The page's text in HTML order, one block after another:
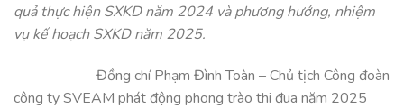
quả thực hiện SXKD năm 2024 và phương hướng, nhiệm
vụ kế hoạch SXKD năm 2025.
Đồng chí Phạm Đình Toàn – Chủ tịch Công đoàn
công ty SVEAM phát động phong trào thi đua năm 2025